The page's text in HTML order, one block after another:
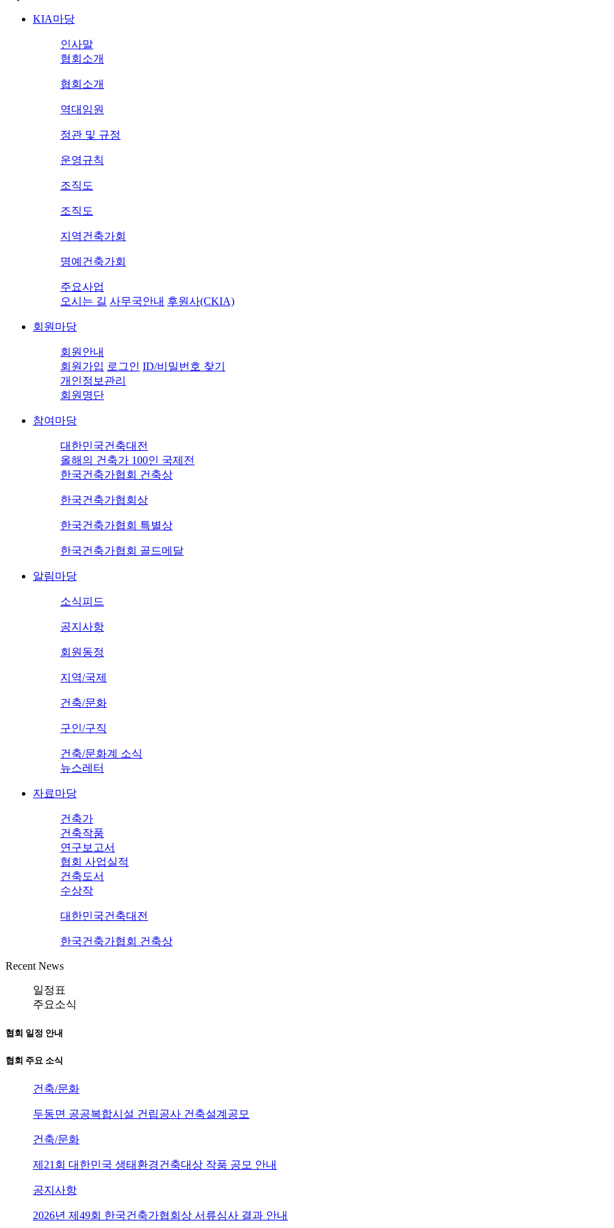
KIA마당
인사말
협회소개
협회소개
역대임원
정관 및 규정
운영규칙
조직도
조직도
지역건축가회
명예건축가회
주요사업
오시는 길 사무국안내 후원사(CKIA)
회원마당
회원안내
회원가입 로그인 ID/비밀번호 찾기
개인정보관리
회원명단
참여마당
대한민국건축대전
올해의 건축가 100인 국제전
한국건축가협회 건축상
한국건축가협회상
한국건축가협회 특별상
한국건축가협회 골드메달
알림마당
소식피드
공지사항
회원동정
지역/국제
건축/문화
구인/구직
건축/문화계 소식
뉴스레터
자료마당
건축가
건축작품
연구보고서
협회 사업실적
건축도서
수상작
대한민국건축대전
한국건축가협회 건축상
Recent News
일정표
주요소식
협회 일정 안내
협회 주요 소식
건축/문화
두동면 공공복합시설 건립공사 건축설계공모
건축/문화
제21회 대한민국 생태환경건축대상 작품 공모 안내
공지사항
2026년 제49회 한국건축가협회상 서류심사 결과 안내